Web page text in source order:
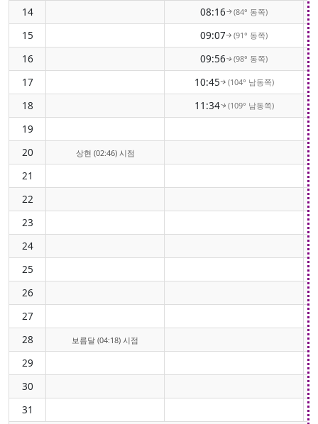
14 08:16↑(84° 동쪽)
15 09:07↑(91° 동쪽)
16 09:56↑(98° 동쪽)
17 10:45↑(104° 남동쪽)
18 11:34↑(109° 남동쪽)
19
20
상현 (02:46) 시점
21
22
23
24
25
26
27
28
보름달 (04:18) 시점
29
30
31